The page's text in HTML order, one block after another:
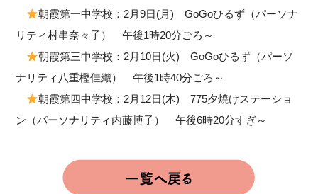
朝霞第一中学校：2月9日(月) GoGoひるず（パーソナ
リティ村串奈々子） 午後1時20分ごろ～
朝霞第三中学校：2月10日(火) GoGoひるず（パーソ
ナリティ八重樫佳織） 午後1時40分ごろ～
朝霞第四中学校：2月12日(木) 775夕焼けステーショ
ン（パーソナリティ内藤博子） 午後6時20分すぎ～